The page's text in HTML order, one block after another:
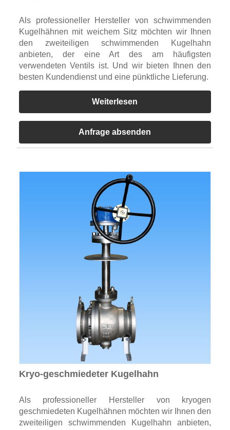
Als professioneller Hersteller von schwimmenden
Kugelhähnen mit weichem Sitz möchten wir Ihnen
den zweiteiligen schwimmenden Kugelhahn
anbieten, der eine Art des am häufigsten
verwendeten Ventils ist. Und wir bieten Ihnen den
besten Kundendienst und eine pünktliche Lieferung.
Weiterlesen
Anfrage absenden
Kryo-geschmiedeter Kugelhahn
Als professioneller Hersteller von kryogen
geschmiedeten Kugelhähnen möchten wir Ihnen den
zweiteiligen schwimmenden Kugelhahn anbieten,